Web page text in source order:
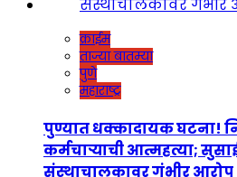
क्राईम
ताज्या बातम्या
पुणे
महाराष्ट्र
पुण्यात धक्कादायक घटना!
कर्मचाऱ्याची आत्महत्या;
संस्थाचालकावर गंभीर आरोप